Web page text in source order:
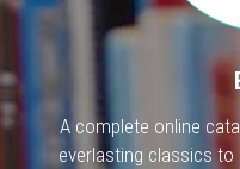
A complete online
everlasting classics